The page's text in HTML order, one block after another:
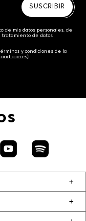
SUSCRIBIR
de mis datos personales, de
tratamiento de datos
y condiciones de la